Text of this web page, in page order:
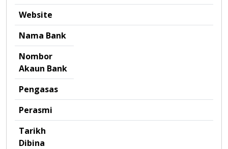
Website
Nama Bank
Nombor
Akaun Bank
Pengasas
Perasmi
Tarikh
Dibina